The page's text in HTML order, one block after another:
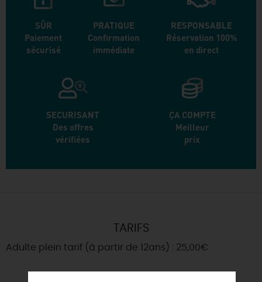
SÛR
Paiement
sécurisé
PRATIQUE
Confirmation
immédiate
RESPONSABLE
Réservation 100%
en direct
SECURISANT
Des offres
vérifiées
ÇA COMPTE
Meilleur
prix
TARIFS
Adulte plein tarif (à partir de 12ans) : 25,00€